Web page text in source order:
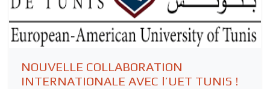
NOUVELLE COLLABORATION
INTERNATIONALE AVEC l’UET TUNIS !